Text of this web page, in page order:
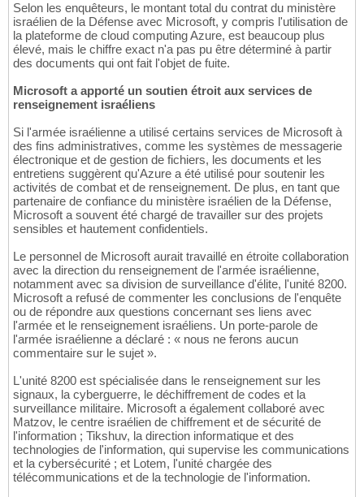
Selon les enquêteurs, le montant total du contrat du ministère
israélien de la Défense avec Microsoft, y compris l'utilisation de
la plateforme de cloud computing Azure, est beaucoup plus
élevé, mais le chiffre exact n'a pas pu être déterminé à partir
des documents qui ont fait l'objet de fuite.
Microsoft a apporté un soutien étroit aux services de
renseignement israéliens
Si l'armée israélienne a utilisé certains services de Microsoft à
des fins administratives, comme les systèmes de messagerie
électronique et de gestion de fichiers, les documents et les
entretiens suggèrent qu'Azure a été utilisé pour soutenir les
activités de combat et de renseignement. De plus, en tant que
partenaire de confiance du ministère israélien de la Défense,
Microsoft a souvent été chargé de travailler sur des projets
sensibles et hautement confidentiels.
Le personnel de Microsoft aurait travaillé en étroite collaboration
avec la direction du renseignement de l'armée israélienne,
notamment avec sa division de surveillance d'élite, l'unité 8200.
Microsoft a refusé de commenter les conclusions de l'enquête
ou de répondre aux questions concernant ses liens avec
l'armée et le renseignement israéliens. Un porte-parole de
l'armée israélienne a déclaré : « nous ne ferons aucun
commentaire sur le sujet ».
L'unité 8200 est spécialisée dans le renseignement sur les
signaux, la cyberguerre, le déchiffrement de codes et la
surveillance militaire. Microsoft a également collaboré avec
Matzov, le centre israélien de chiffrement et de sécurité de
l'information ; Tikshuv, la direction informatique et des
technologies de l'information, qui supervise les communications
et la cybersécurité ; et Lotem, l'unité chargée des
télécommunications et de la technologie de l'information.